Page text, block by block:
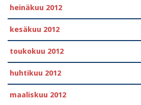
heinäkuu 2012
kesäkuu 2012
toukokuu 2012
huhtikuu 2012
maaliskuu 2012